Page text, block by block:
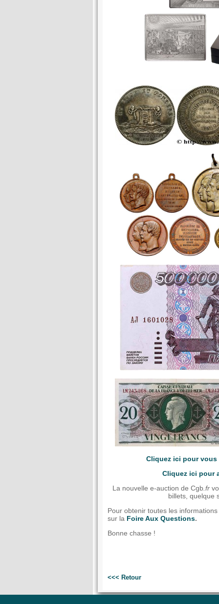
Cliquez ici pour
Cliquez ici pour
La nouvelle e-auction de Cgb .fr
billets, quelque
Pour obtenir toutes les
sur la Foire Aux Questions.
Bonne chasse !
<<< Retour